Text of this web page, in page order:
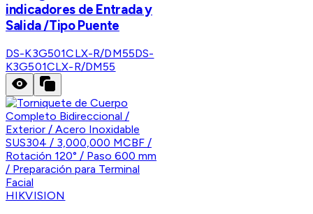
indicadores de Entrada y
Salida /Tipo Puente
DS-K3G501CLX-R/DM55DS-
K3G501CLX-R/DM55
HIKVISION